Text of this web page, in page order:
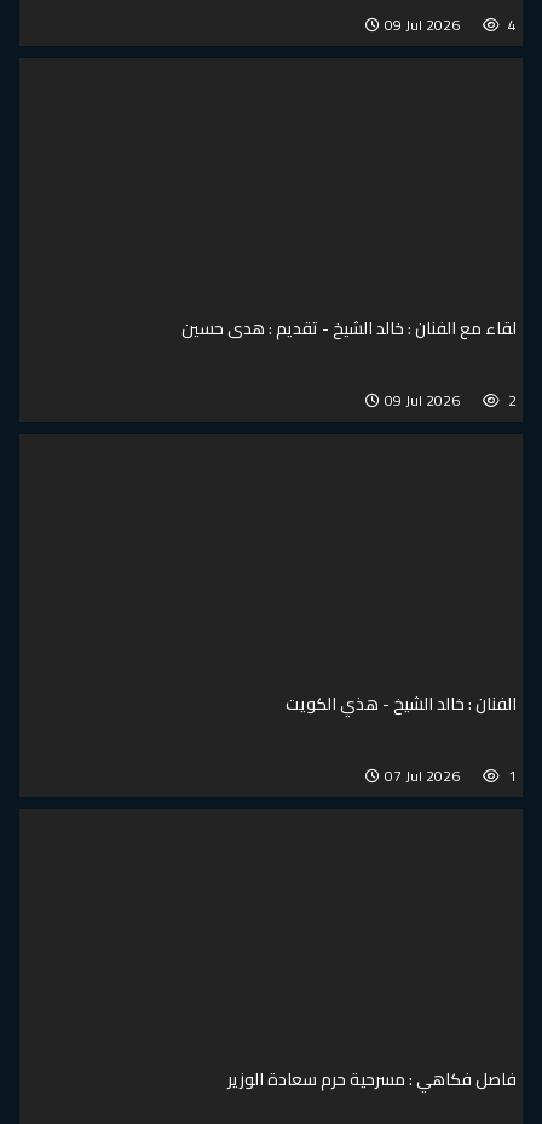
09 Jul 2026
لقاء مع الفنان : خالد الشيخ - تقديم : هدى حسين
09 Jul 2026
الفنان : خالد الشيخ - هذي الكويت
07 Jul 2026
فاصل فكاهي : مسرحية حرم سعادة الوزير